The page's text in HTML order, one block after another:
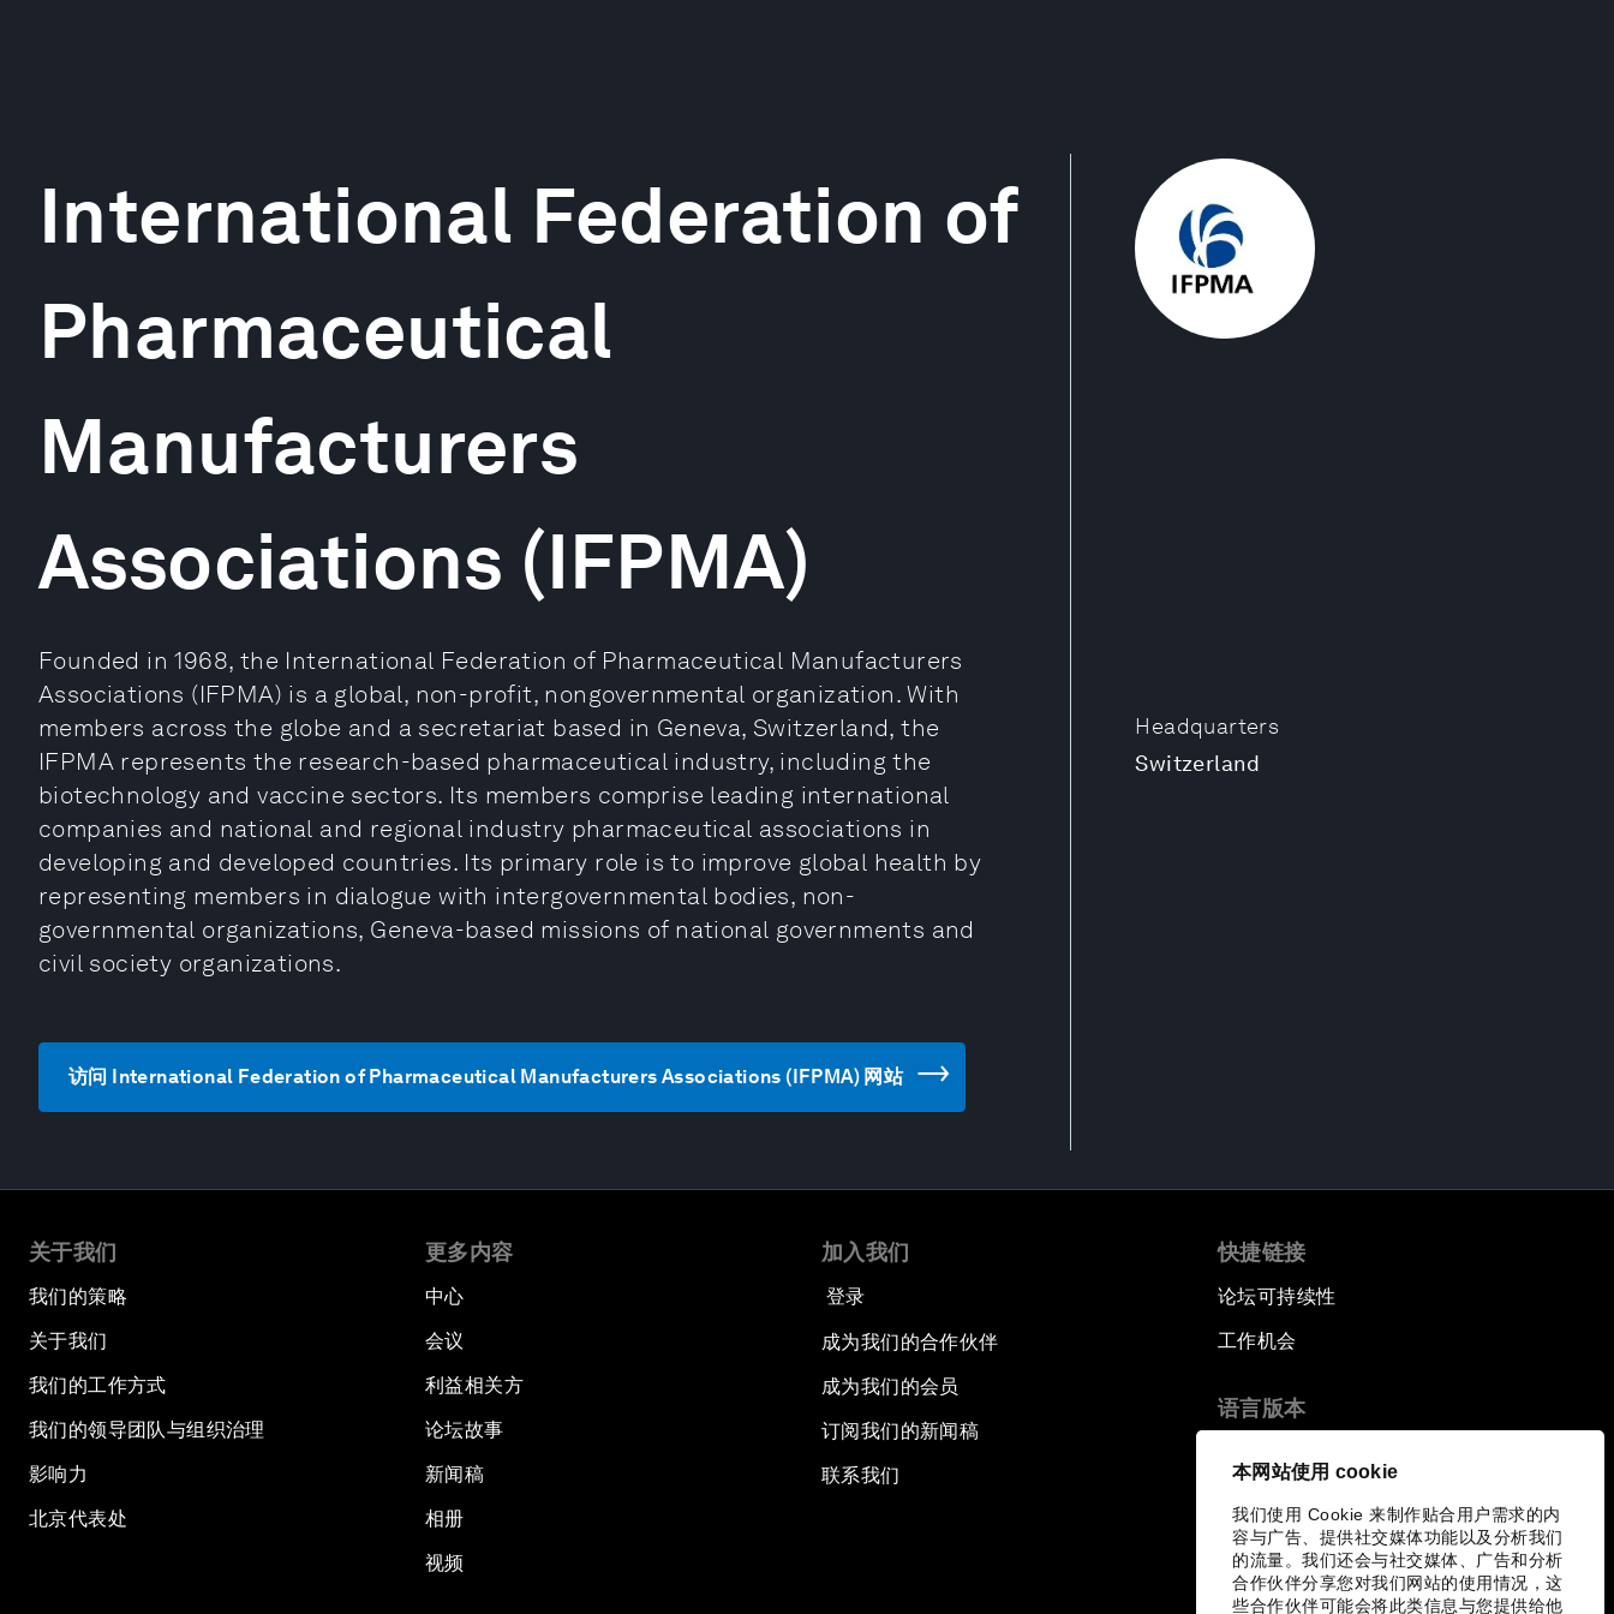
本网站使用 cookie
我们使用 Cookie 来制作贴合用户需求的内
容与广告、提供社交媒体功能以及分析我们
的流量。我们还会与社交媒体、广告和分析
合作伙伴分享您对我们网站的使用情况，这
些合作伙伴可能会将此类信息与您提供给他
Headquarters
Switzerland
International Federation of
Pharmaceutical
Manufacturers
Associations (IFPMA)
Founded in 1968, the International Federation of Pharmaceutical Manufacturers
Associations (IFPMA) is a global, non-profit, nongovernmental organization. With
members across the globe and a secretariat based in Geneva, Switzerland, the
IFPMA represents the research-based pharmaceutical industry, including the
biotechnology and vaccine sectors. Its members comprise leading international
companies and national and regional industry pharmaceutical associations in
developing and developed countries. Its primary role is to improve global health by
representing members in dialogue with intergovernmental bodies, non-
governmental organizations, Geneva-based missions of national governments and
civil society organizations.
访问 International Federation of Pharmaceutical Manufacturers Associations (IFPMA) 网站
关于我们
我们的策略
关于我们
我们的工作方式
我们的领导团队与组织治理
影响力
北京代表处
更多内容
中心
会议
利益相关方
论坛故事
新闻稿
相册
视频
加入我们
登录
成为我们的合作伙伴
成为我们的会员
订阅我们的新闻稿
联系我们
快捷链接
论坛可持续性
工作机会
语言版本